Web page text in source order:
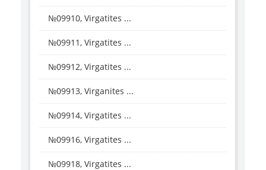
№09910, Virgatites ...
№09911, Virgatites ...
№09912, Virgatites ...
№09913, Virganites ...
№09914, Virgatites ...
№09916, Virgatites ...
№09918, Virgatites ...